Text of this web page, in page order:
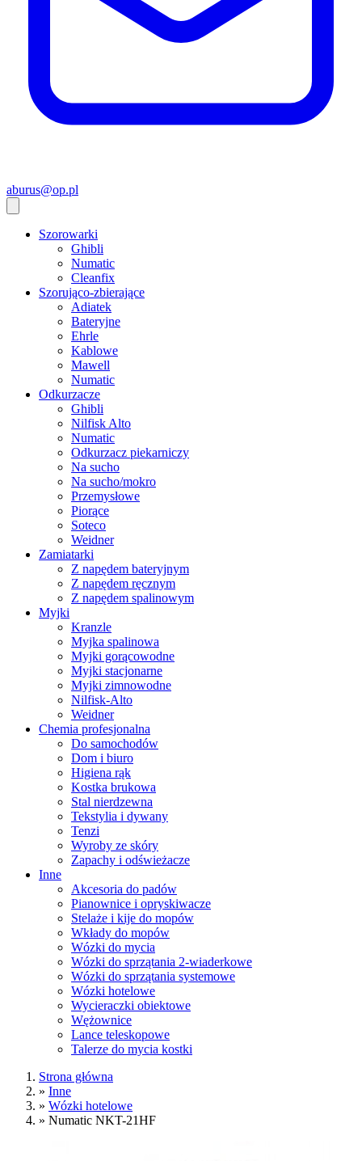
aburus@op.pl
Szorowarki
Ghibli
Numatic
Cleanfix
Szorująco-zbierające
Adiatek
Bateryjne
Ehrle
Kablowe
Mawell
Numatic
Odkurzacze
Ghibli
Nilfisk Alto
Numatic
Odkurzacz piekarniczy
Na sucho
Na sucho/mokro
Przemysłowe
Piorące
Soteco
Weidner
Zamiatarki
Z napędem bateryjnym
Z napędem ręcznym
Z napędem spalinowym
Myjki
Kranzle
Myjka spalinowa
Myjki gorącowodne
Myjki stacjonarne
Myjki zimnowodne
Nilfisk-Alto
Weidner
Chemia profesjonalna
Do samochodów
Dom i biuro
Higiena rąk
Kostka brukowa
Stal nierdzewna
Tekstylia i dywany
Tenzi
Wyroby ze skóry
Zapachy i odświeżacze
Inne
Akcesoria do padów
Pianownice i opryskiwacze
Stelaże i kije do mopów
Wkłady do mopów
Wózki do mycia
Wózki do sprzątania 2-wiaderkowe
Wózki do sprzątania systemowe
Wózki hotelowe
Wycieraczki obiektowe
Wężownice
Lance teleskopowe
Talerze do mycia kostki
Strona główna
» Inne
» Wózki hotelowe
» Numatic NKT-21HF